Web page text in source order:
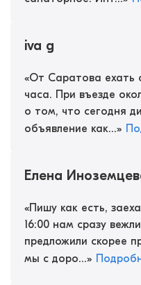
iva g
«От Саратова ехать
часа. При въезде
о том, что сегодня
объявление как...»
Елена
«Пишу как есть,
16:00 нам сразу
предложили скорее
мы с доро...»